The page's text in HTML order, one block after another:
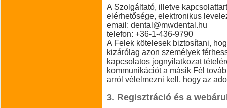
A Szolgáltató, illetve
elérhetősége, elektronikus
email: dental@mwdental.hu
telefon: +36-1-436-9790
A Felek kötelesek biztosítani,
kizárólag azon személyek
kapcsolatos jognyilatkozat
kommunikációt a másik Fél
arról vélelmezni kell, hogy az
3. Regisztráció és a